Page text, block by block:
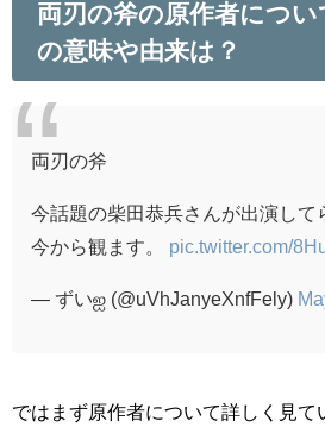
両刃の斧の原作者につ
の意味や由来は？
両刃の斧
今話題の柴田恭兵さんが出演して
今から観ます。 pic.twitter.com/
— ずいஐ (@uVhJanyeXnfFely)
ではまず原作者について詳しく見て